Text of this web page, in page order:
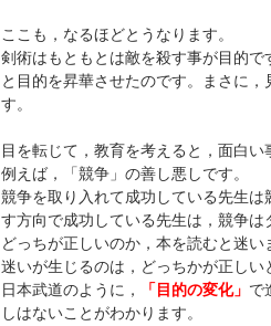
ここも，なるほどとうなります。
剣術はもともとは敵を殺す事が目的
と目的を昇華させたのです。まさに
す。
目を転じて，教育を考えると，面白い
例えば，「競争」の善し悪しです。
競争を取り入れて成功している先生
す方向で成功している先生は，競争は
どっちが正しいのか，本を読むと迷い
迷いが生じるのは，どっちかが正しい
日本武道のように，
「目的の変化」 で
しはないことがわかります。